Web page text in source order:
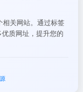
相关网站。通过标签
质网址，提升您的